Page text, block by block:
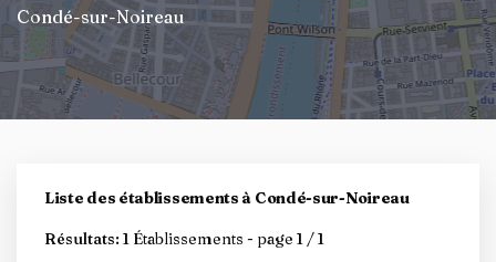
Condé-sur-Noireau
Liste des établissements à Condé-sur-Noireau
Résultats: 1 Établissements - page 1 / 1